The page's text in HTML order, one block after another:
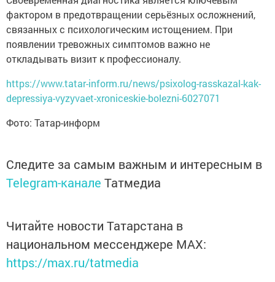
фактором в предотвращении серьёзных осложнений,
связанных с психологическим истощением. При
появлении тревожных симптомов важно не
откладывать визит к профессионалу.
https://www.tatar-inform.ru/news/psixolog-rasskazal-kak-
depressiya-vyzyvaet-xroniceskie-bolezni-6027071
Фото: Татар-информ
Следите за самым важным и интересным в
Telegram-канале Татмедиа
Читайте новости Татарстана в
национальном мессенджере MАХ:
https://max.ru/tatmedia